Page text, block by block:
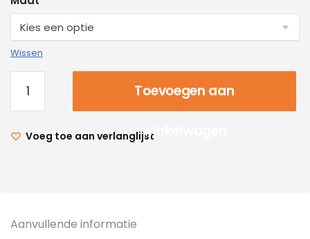
Wissen
Toevoegen aan
winkelwagen
Voeg toe aan verlanglijst
Aanvullende informatie